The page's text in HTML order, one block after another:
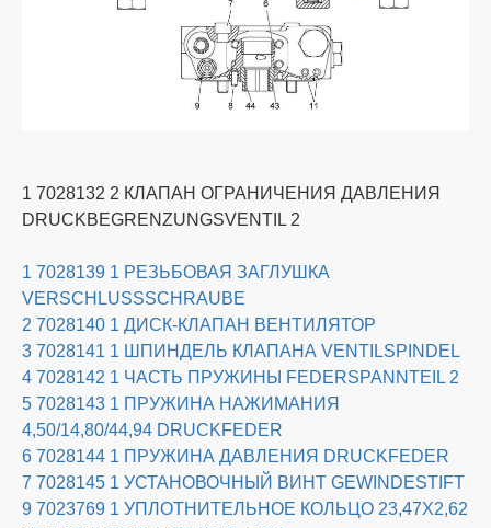
1 7028132 2 КЛАПАН ОГРАНИЧЕНИЯ ДАВЛЕНИЯ
DRUCKBEGRENZUNGSVENTIL 2
1 7028139 1 РЕЗЬБОВАЯ ЗАГЛУШКА
VERSCHLUSSSCHRAUBE
2 7028140 1 ДИСК-КЛАПАН ВЕНТИЛЯТОР
3 7028141 1 ШПИНДЕЛЬ КЛАПАНА VENTILSPINDEL
4 7028142 1 ЧАСТЬ ПРУЖИНЫ FEDERSPANNTEIL 2
5 7028143 1 ПРУЖИНА НАЖИМАНИЯ
4,50/14,80/44,94 DRUCKFEDER
6 7028144 1 ПРУЖИНА ДАВЛЕНИЯ DRUCKFEDER
7 7028145 1 УСТАНОВОЧНЫЙ ВИНТ GEWINDESTIFT
9 7023769 1 УПЛОТНИТЕЛЬНОЕ КОЛЬЦО 23,47X2,62